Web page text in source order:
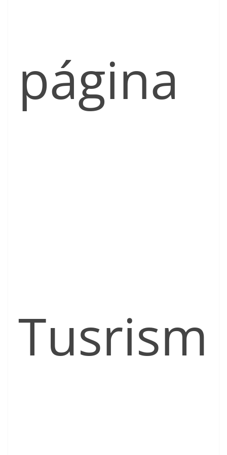
página
Tusrism